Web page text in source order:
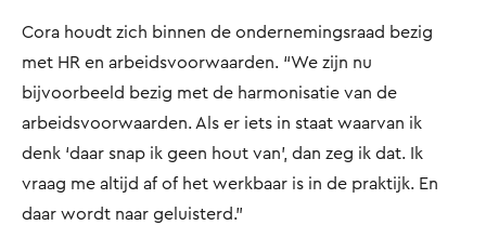
Cora houdt zich binnen de ondernemingsraad bezig
met HR en arbeidsvoorwaarden. “We zijn nu
bijvoorbeeld bezig met de harmonisatie van de
arbeidsvoorwaarden. Als er iets in staat waarvan ik
denk ‘daar snap ik geen hout van’, dan zeg ik dat. Ik
vraag me altijd af of het werkbaar is in de praktijk. En
daar wordt naar geluisterd.”